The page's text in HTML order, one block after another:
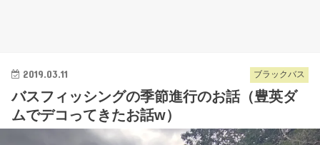
ブラックバス
2019.03.11
バスフィッシングの季節進行のお話（豊英ダ
ムでデコってきたお話w）